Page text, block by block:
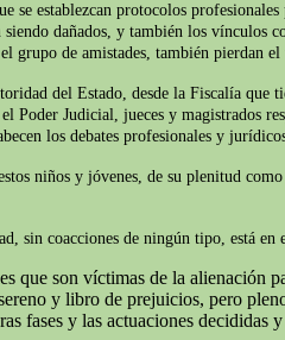
se establezcan protocolos
dañados, y también los vínculos
grupo de amistades, también pierdan
del Estado, desde la Fiscalía
Poder Judicial, jueces y magistrados
los debates profesionales y
niños y jóvenes, de su plenitud
sin coacciones de ningún tipo, está
que son víctimas de la alienación
y libro de prejuicios, pero
fases y las actuaciones